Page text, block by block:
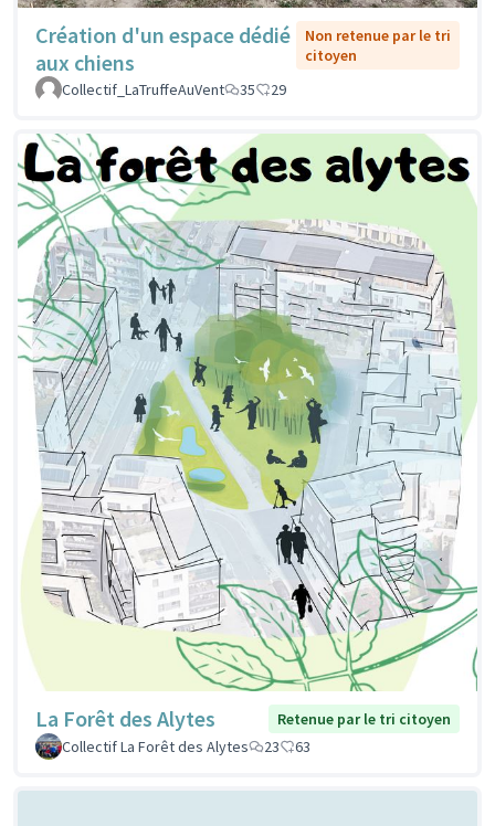
Création d'un espace dédié
aux chiens
Non retenue par le tri
citoyen
Collectif_LaTruffeAuVent
35 29
La Forêt des Alytes
Retenue par le tri citoyen
Collectif La Forêt des Alytes
23 63